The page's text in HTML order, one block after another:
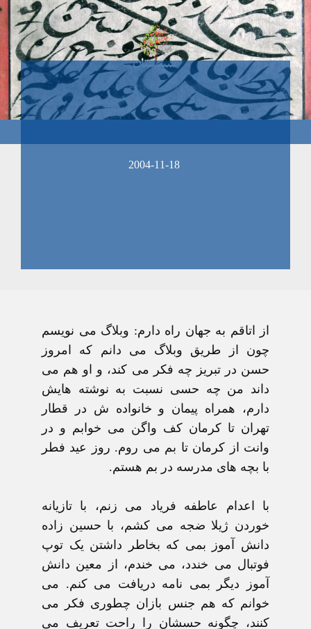
2004-11-18
از اتاقم به جهان راه دارم: وبلاگ می نويسم
چون از طريق وبلاگ می دانم که امروز
حسن در تبريز چه فکر می کند، و او هم می
داند من چه حسی نسبت به نوشته هايش
دارم، همراه پيمان و خانواده ش در قطار
تهران تا کرمان کف واگن می خوابم و در
وانت از کرمان تا بم می روم. روز عيد فطر
با بچه های مدرسه در بم هستم.
با اعدام عاطفه فرياد می زنم، با تازيانه
خوردن ژيلا ضجه می کشم، با حسين زاده
دانش آموز بمی که بخاطر داشتن يک توپ
فوتبال می خندد، می خندم، از معين دانش
آموز ديگر بمی نامه دريافت می کنم. می
خوانم که هم جنس بازان چطوری فکر می
کنند، چگونه حسشان را راحت تعريف می